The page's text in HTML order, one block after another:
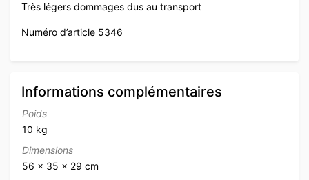
Très légers dommages dus au transport
Numéro d’article 5346
Informations complémentaires
Poids
10 kg
Dimensions
56 × 35 × 29 cm